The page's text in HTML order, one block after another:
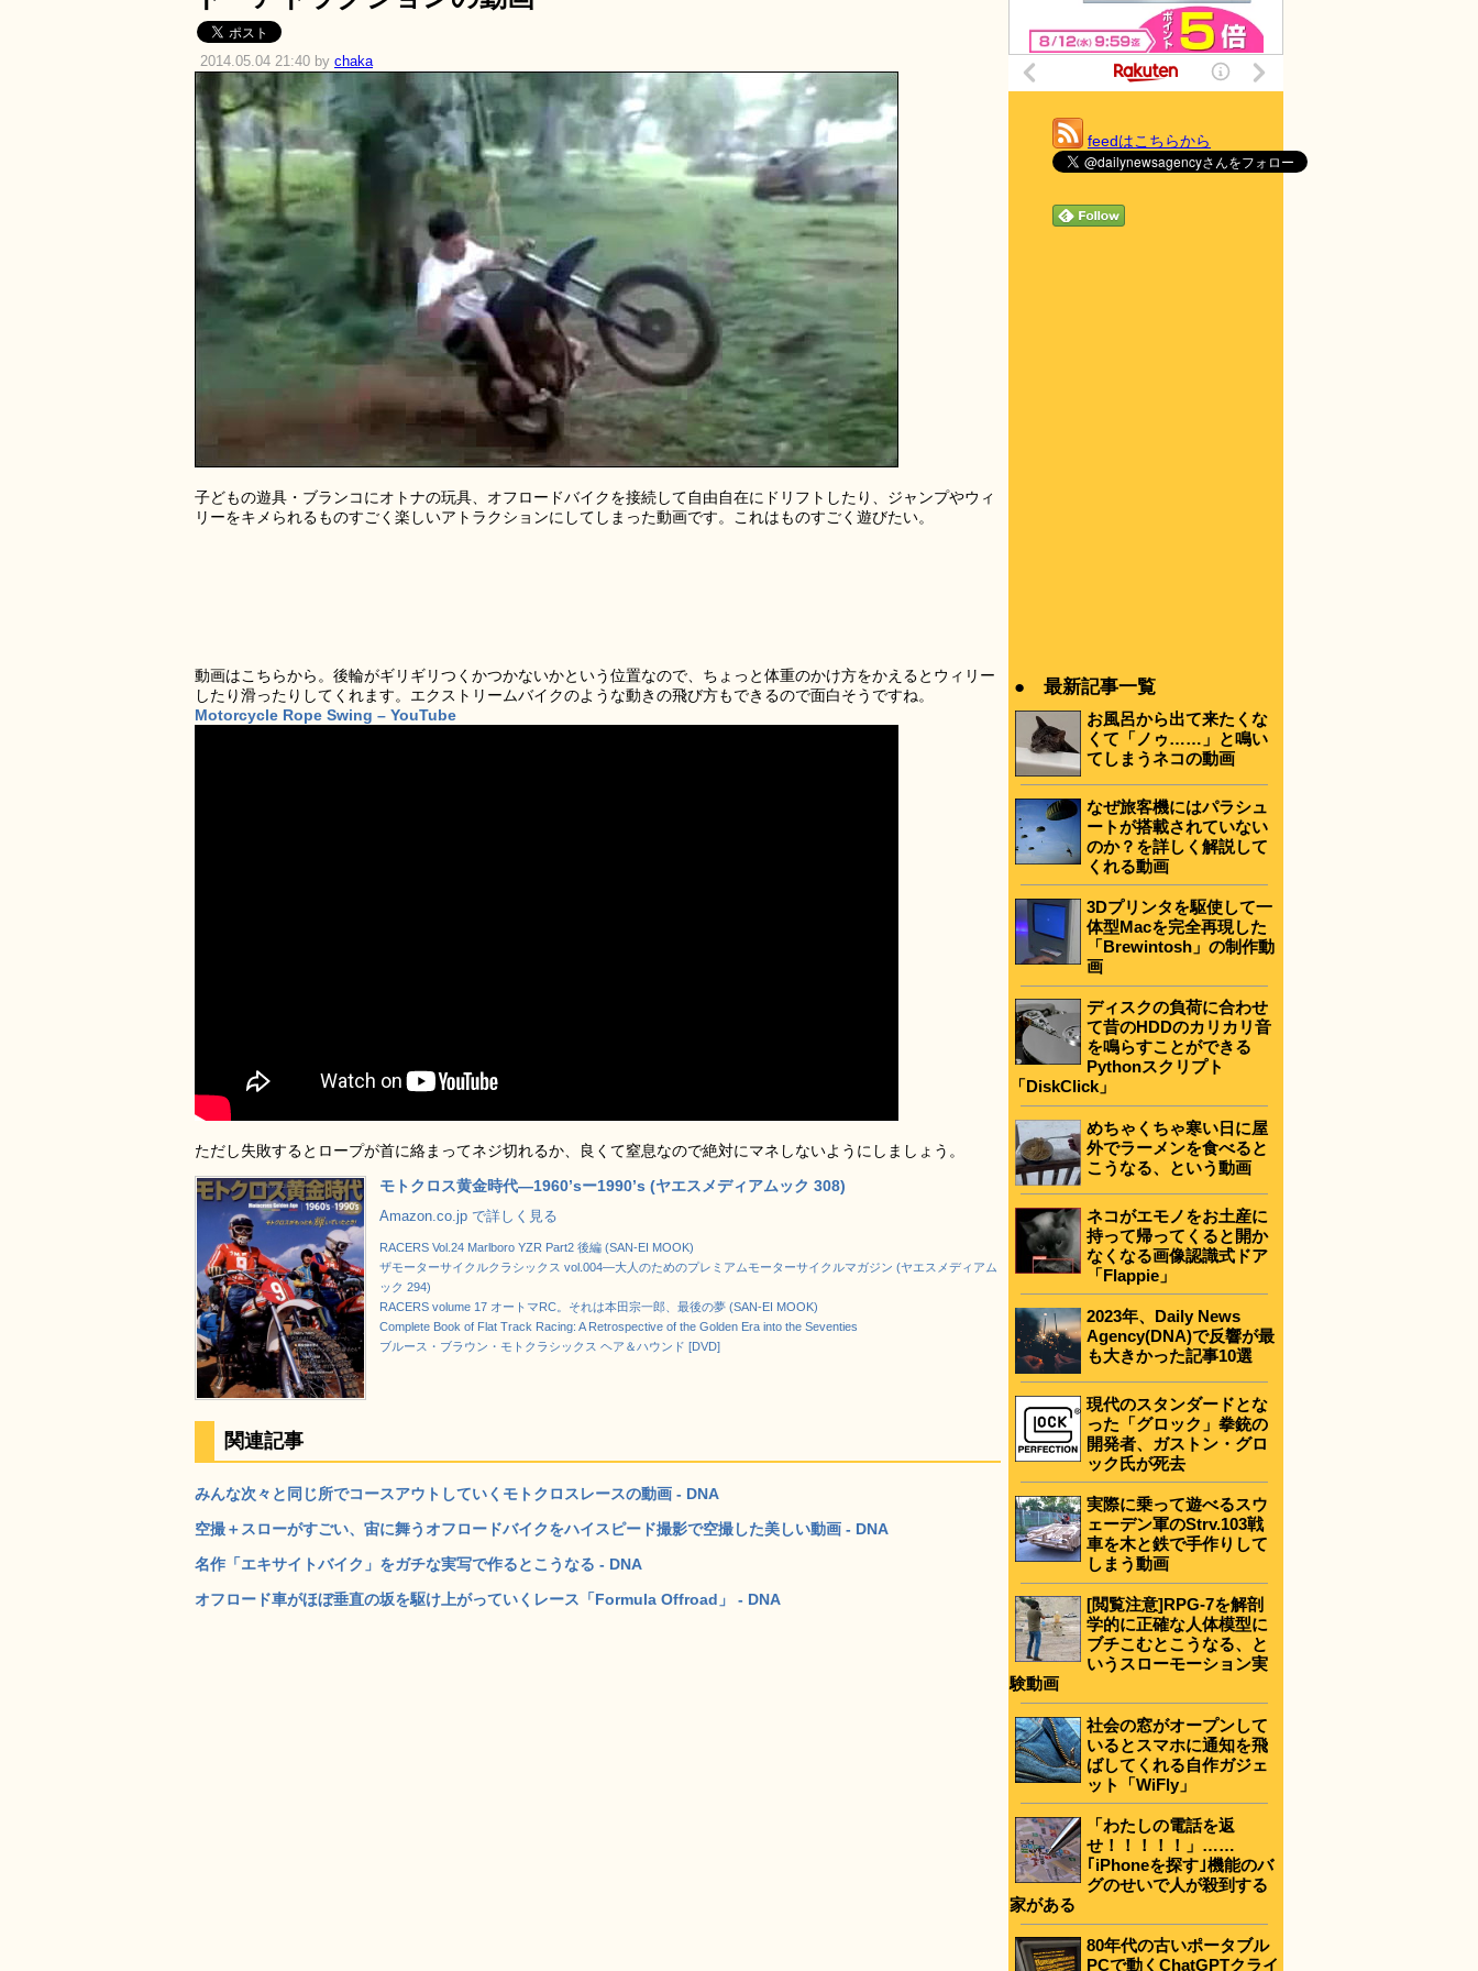
2014.05.04 21:40 by chaka
子どもの遊具・ブランコにオトナの玩具、オフロードバイクを接続して自由自在にドリフトしたり、ジャンプやウィ
リーをキメられるものすごく楽しいアトラクションにしてしまった動画です。これはものすごく遊びたい。
動画はこちらから。後輪がギリギリつくかつかないかという位置なので、ちょっと体重のかけ方をかえるとウィリー
したり滑ったりしてくれます。エクストリームバイクのような動きの飛び方もできるので面白そうですね。
Motorcycle Rope Swing – YouTube
ただし失敗するとロープが首に絡まってネジ切れるか、良くて窒息なので絶対にマネしないようにしましょう。
モトクロス黄金時代―1960’sー1990’s (ヤエスメディアムック 308)
Amazon.co.jp で詳しく見る
RACERS Vol.24 Marlboro YZR Part2 後編 (SAN-EI MOOK)
ザモーターサイクルクラシックス vol.004―大人のためのプレミアムモーターサイクルマガジン (ヤエスメディアム
ック 294)
RACERS volume 17 オートマRC。それは本田宗一郎、最後の夢 (SAN-EI MOOK)
Complete Book of Flat Track Racing: A Retrospective of the Golden Era into the Seventies
ブルース・ブラウン・モトクラシックス ヘア＆ハウンド [DVD]
関連記事
みんな次々と同じ所でコースアウトしていくモトクロスレースの動画 - DNA
空撮＋スローがすごい、宙に舞うオフロードバイクをハイスピード撮影で空撮した美しい動画 - DNA
名作「エキサイトバイク」をガチな実写で作るとこうなる - DNA
オフロード車がほぼ垂直の坂を駆け上がっていくレース「Formula Offroad」 - DNA
feedはこちらから
● 最新記事一覧
お風呂から出て来たくな
くて「ノゥ……」と鳴い
てしまうネコの動画
なぜ旅客機にはパラシュ
ートが搭載されていない
のか？を詳しく解説して
くれる動画
3Dプリンタを駆使して一
体型Macを完全再現した
「Brewintosh」の制作動
画
ディスクの負荷に合わせ
て昔のHDDのカリカリ音
を鳴らすことができる
Pythonスクリプト
「DiskClick」
めちゃくちゃ寒い日に屋
外でラーメンを食べると
こうなる、という動画
ネコがエモノをお土産に
持って帰ってくると開か
なくなる画像認識式ドア
「Flappie」
2023年、Daily News
Agency(DNA)で反響が最
も大きかった記事10選
現代のスタンダードとな
った「グロック」拳銃の
開発者、ガストン・グロ
ック氏が死去
実際に乗って遊べるスウ
ェーデン軍のStrv.103戦
車を木と鉄で手作りして
しまう動画
[閲覧注意]RPG-7を解剖
学的に正確な人体模型に
ブチこむとこうなる、と
いうスローモーション実
験動画
社会の窓がオープンして
いるとスマホに通知を飛
ばしてくれる自作ガジェ
ット「WiFly」
「わたしの電話を返
せ！！！！！」……
｢iPhoneを探す｣機能のバ
グのせいで人が殺到する
家がある
80年代の古いポータブル
PCで動くChatGPTクライ